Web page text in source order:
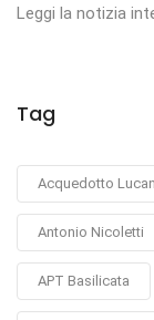
Leggi la notizia
Tag
Acquedotto
Antonio Nicoletti
APT Basilicata